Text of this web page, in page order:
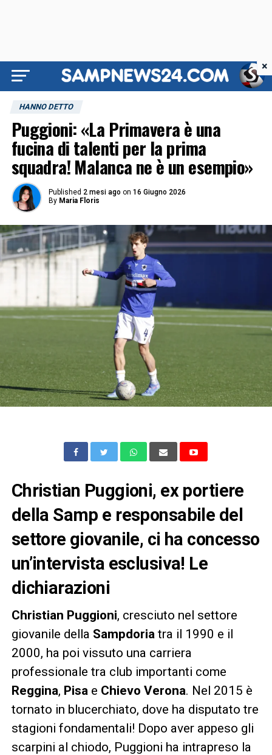
HANNO DETTO
Puggioni: «La Primavera è una
fucina di talenti per la prima
squadra! Malanca ne è un esempio»
Published 2 mesi ago on 16 Giugno 2026
By Maria Floris
Christian Puggioni, ex portiere
della Samp e responsabile del
settore giovanile, ci ha concesso
un’intervista esclusiva! Le
dichiarazioni
Christian Puggioni, cresciuto nel settore
giovanile della Sampdoria tra il 1990 e il
2000, ha poi vissuto una carriera
professionale tra club importanti come
Reggina, Pisa e Chievo Verona. Nel 2015 è
tornato in blucerchiato, dove ha disputato tre
stagioni fondamentali! Dopo aver appeso gli
scarpini al chiodo, Puggioni ha intrapreso la
×